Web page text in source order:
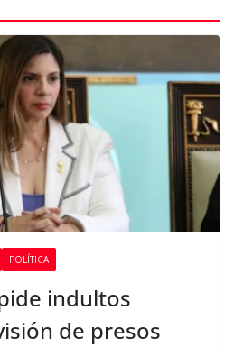
POLÍTICA
indultos
de presos